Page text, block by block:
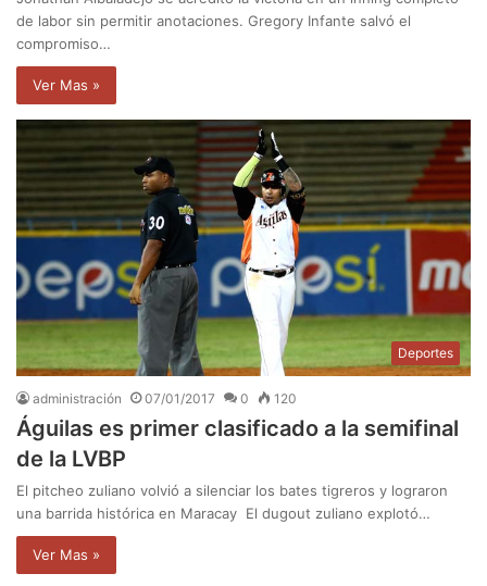
de labor sin permitir anotaciones. Gregory Infante salvó el
compromiso…
Ver Mas »
Deportes
administración 07/01/2017 0 120
Águilas es primer clasificado a la semifinal
de la LVBP
El pitcheo zuliano volvió a silenciar los bates tigreros y lograron
una barrida histórica en Maracay El dugout zuliano explotó…
Ver Mas »